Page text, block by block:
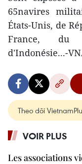
65navires
États-Unis, de
France, du
d'Indonésie...-
Theo dõi
VOIR PLUS
Les associations